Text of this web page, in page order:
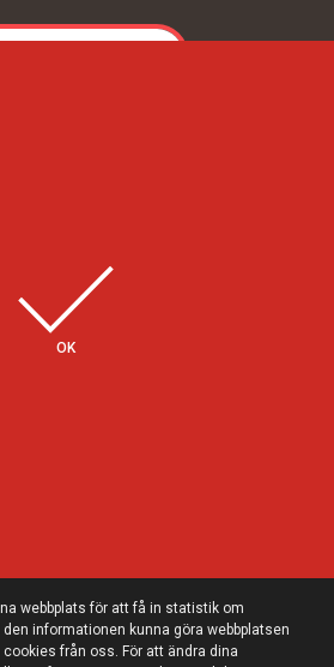
av våra kunder
webbplats för att få in statistik om
informationen kunna göra webbplatsen
från oss. För att ändra dina
OK